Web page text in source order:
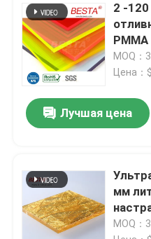
2 -
MOQ：
Цена：
Лучшая цена
мм
MOQ：